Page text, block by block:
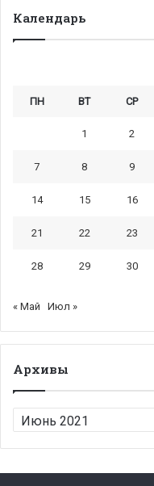
Календарь
ПН ВТ СР
1 2
7 8 9
14 15 16
21 22 23
28 29 30
« Май Июл »
Архивы
Архивы